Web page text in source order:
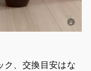
ク、交換目安はな